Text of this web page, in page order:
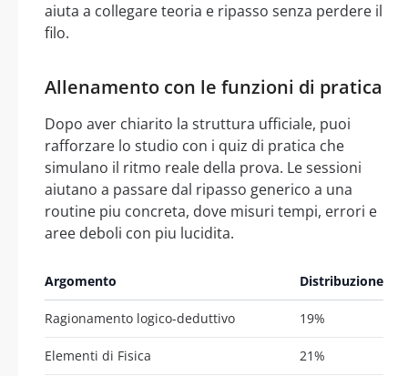
aiuta a collegare teoria e ripasso senza perdere il
filo.
Allenamento con le funzioni di pratica
Dopo aver chiarito la struttura ufficiale, puoi
rafforzare lo studio con i quiz di pratica che
simulano il ritmo reale della prova. Le sessioni
aiutano a passare dal ripasso generico a una
routine piu concreta, dove misuri tempi, errori e
aree deboli con piu lucidita.
Argomento Distribuzione
Ragionamento logico-deduttivo 19%
Elementi di Fisica 21%